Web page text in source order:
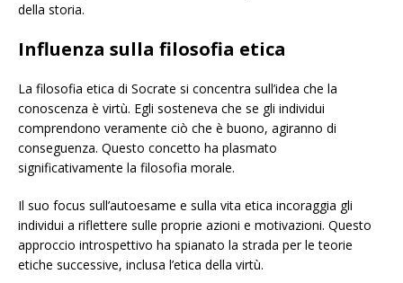
della storia.
Influenza sulla filosofia etica
La filosofia etica di Socrate si concentra sull’idea che la
conoscenza è virtù. Egli sosteneva che se gli individui
comprendono veramente ciò che è buono, agiranno di
conseguenza. Questo concetto ha plasmato
significativamente la filosofia morale.
Il suo focus sull’autoesame e sulla vita etica incoraggia gli
individui a riflettere sulle proprie azioni e motivazioni. Questo
approccio introspettivo ha spianato la strada per le teorie
etiche successive, inclusa l’etica della virtù.